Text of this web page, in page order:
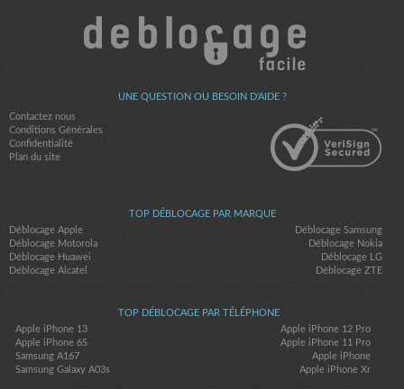
UNE QUESTION OU BESOIN D'AIDE ?
Contactez nous
Conditions Générales
Confidentialité
Plan du site
TOP DÉBLOCAGE PAR MARQUE
Déblocage Apple
Déblocage Samsung
Déblocage Motorola
Déblocage Nokia
Déblocage Huawei
Déblocage LG
Déblocage Alcatel
Déblocage ZTE
TOP DÉBLOCAGE PAR TÉLÉPHONE
Apple iPhone 13
Apple iPhone 12 Pro
Apple iPhone 6S
Apple iPhone 11 Pro
Samsung A167
Apple iPhone
Samsung Galaxy A03s
Apple iPhone Xr